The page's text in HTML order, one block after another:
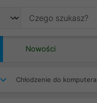
Nowości
Chłodzenie do komputera